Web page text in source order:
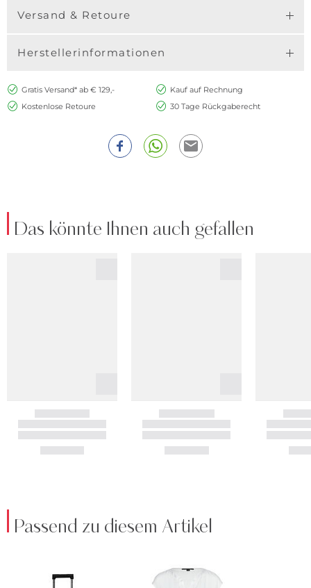
Versand & Retoure
Herstellerinformationen
Gratis Versand* ab € 129,-
Kauf auf Rechnung
Kostenlose Retoure
30 Tage Rückgaberecht
Das könnte Ihnen auch gefallen
Passend zu diesem Artikel